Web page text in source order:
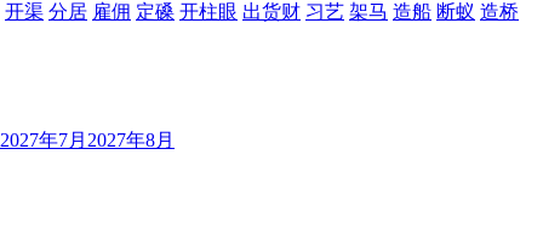
开渠 分居 雇佣 定磉 开柱眼 出货财 习艺 架马 造船 断蚁 造桥
2027年7月 2027年8月